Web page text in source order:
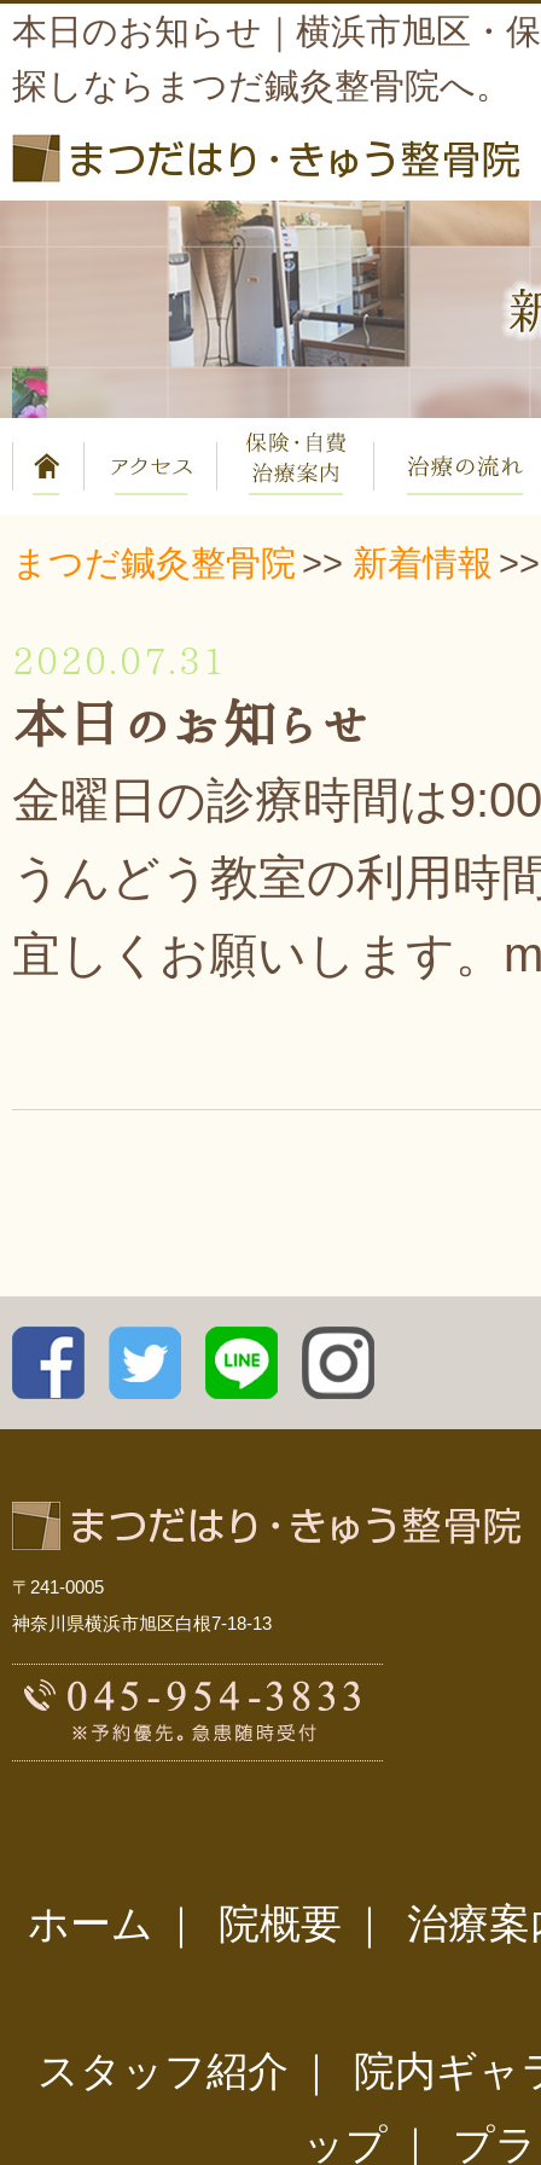
本日のお知らせ｜横浜市旭区・
探しならまつだ鍼灸整骨院へ。
まつだ鍼灸整骨院 新着情報
2020.07.31
本日のお知らせ
金曜日の診療時間は
うんどう教室の利用時
宜しくお願いします。
〒241-0005
神奈川県横浜市旭区白根7-18-13
ホーム ｜ 院概要 ｜ 治療案
スタッフ紹介 ｜
院内ギャ
ップ ｜ プ